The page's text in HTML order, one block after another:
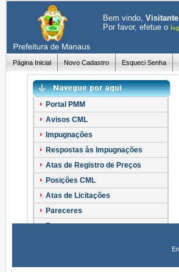
Bem vindo, Visitante
Por favor, efetue o
Página Inicial Novo Cadastro Esqueci Senha
Portal PMM
Avisos CML
Impugnações
Respostas às Impugnações
Atas de Registro de Preços
Posições CML
Atas de Licitações
Pareceres
Recursos